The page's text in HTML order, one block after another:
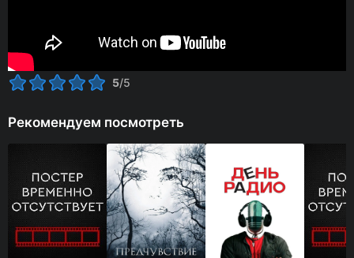
5/5
Рекомендуем посмотреть